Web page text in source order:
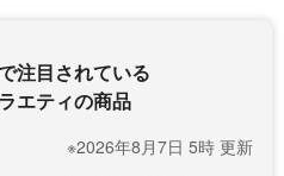
注目されている
エティの商品
※2026年8月7日 5時 更新